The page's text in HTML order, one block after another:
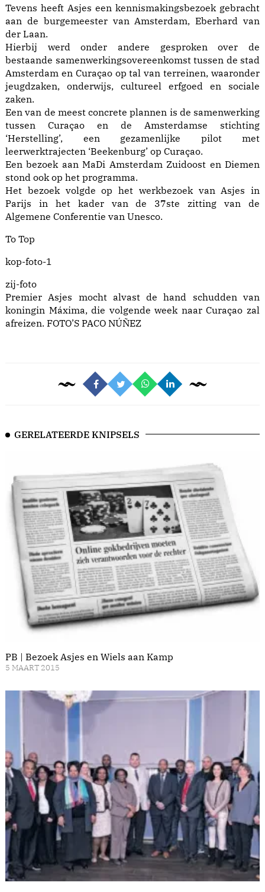
Tevens heeft Asjes een kennismakingsbezoek gebracht
aan de burgemeester van Amsterdam, Eberhard van
der Laan.
Hierbij werd onder andere gesproken over de
bestaande samenwerkingsovereenkomst tussen de stad
Amsterdam en Curaçao op tal van terreinen, waaronder
jeugdzaken, onderwijs, cultureel erfgoed en sociale
zaken.
Een van de meest concrete plannen is de samenwerking
tussen Curaçao en de Amsterdamse stichting
‘Herstelling’, een gezamenlijke pilot met
leerwerktrajecten ‘Beekenburg’ op Curaçao.
Een bezoek aan MaDi Amsterdam Zuidoost en Diemen
stond ook op het programma.
Het bezoek volgde op het werkbezoek van Asjes in
Parijs in het kader van de 37ste zitting van de
Algemene Conferentie van Unesco.
To Top
kop-foto-1
zij-foto
Premier Asjes mocht alvast de hand schudden van
koningin Máxima, die volgende week naar Curaçao zal
afreizen. FOTO’S PACO NÚÑEZ
GERELATEERDE KNIPSELS
PB | Bezoek Asjes en Wiels aan Kamp
5 MAART 2015